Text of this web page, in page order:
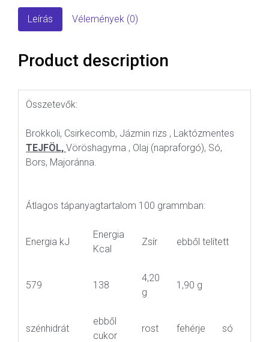
Leírás Vélemények (0)
Product description
Összetevők:
Brokkoli, Csirkecomb, Jázmin rizs , Laktózmentes
TEJFÖL, Vöröshagyma , Olaj (napraforgó), Só,
Bors, Majoránna.
Átlagos tápanyagtartalom 100 grammban:
Energia kJ
Energia
Kcal
Zsír ebből telített
579 138
4,20
g
1,90 g
szénhidrát
ebből
cukor
rost fehérje só